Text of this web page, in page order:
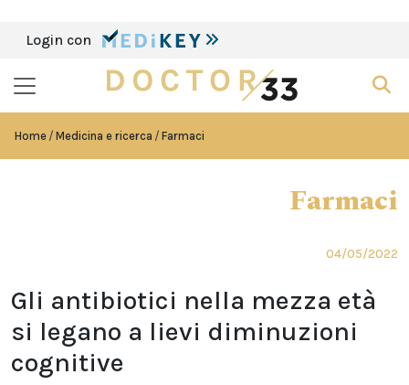
Login con
Home Medicina e ricerca Farmaci
Farmaci
04/05/2022
Gli antibiotici nella mezza età
si legano a lievi diminuzioni
cognitive